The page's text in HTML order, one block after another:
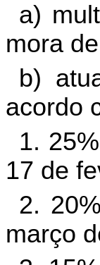
a)
mora
b)
acordo
1.
17 de
2.
março